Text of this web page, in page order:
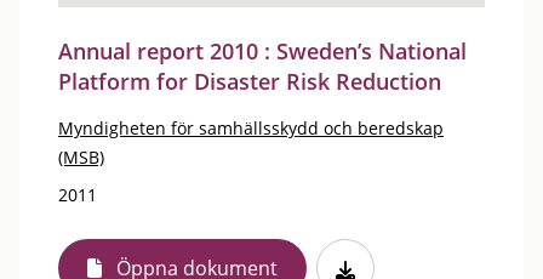
Annual report 2010 : Sweden’s National
Platform for Disaster Risk Reduction
Myndigheten för samhällsskydd och beredskap
(MSB)
2011
Öppna dokument